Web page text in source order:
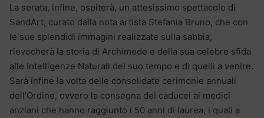
La serata, infine, ospiterà, un attesissimo spettacolo di
SandArt, curato dalla nota artista Stefania Bruno, che con
le sue splendidi immagini realizzate sulla sabbia,
rievocherà la storia di Archimede e della sua celebre sfida
alle Intelligenze Naturali del suo tempo e di quelli a venire.
Sarà infine la volta delle consolidate cerimonie annuali
dell’Ordine, ovvero la consegna dei caducei ai medici
anziani che hanno raggiunto i 50 anni di laurea, i quali a